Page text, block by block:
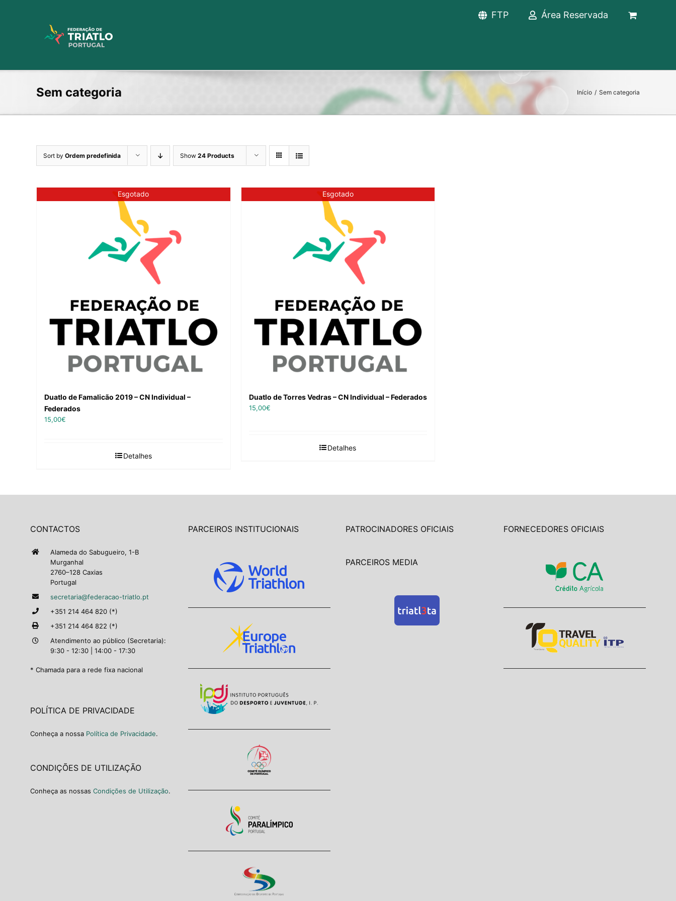
FTP Área Reservada
Sem categoria Início / Sem categoria
Sort by Ordem predefinida Show 24 Products
Esgotado
Duatlo de Famalicão 2019 – CN Individual –
Federados
15,00€
Detalhes
Esgotado
Duatlo de Torres Vedras – CN Individual – Federados
15,00€
Detalhes
CONTACTOS
Alameda do Sabugueiro, 1-B
Murganhal
2760–128 Caxias
Portugal
secretaria@federacao-triatlo.pt
+351 214 464 820 (*)
+351 214 464 822 (*)
Atendimento ao público (Secretaria):
9:30 - 12:30 | 14:00 - 17:30
* Chamada para a rede fixa nacional
POLÍTICA DE PRIVACIDADE
Conheça a nossa Política de Privacidade.
CONDIÇÕES DE UTILIZAÇÃO
Conheça as nossas Condições de Utilização.
PARCEIROS INSTITUCIONAIS PATROCINADORES OFICIAIS
PARCEIROS MEDIA
FORNECEDORES OFICIAIS